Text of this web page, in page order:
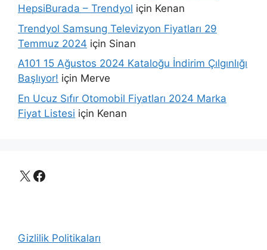
HepsiBurada – Trendyol için Kenan
Trendyol Samsung Televizyon Fiyatları 29
Temmuz 2024 için Sinan
A101 15 Ağustos 2024 Kataloğu İndirim Çılgınlığı
Başlıyor! için Merve
En Ucuz Sıfır Otomobil Fiyatları 2024 Marka
Fiyat Listesi için Kenan
X Facebook
Gizlilik Politikaları